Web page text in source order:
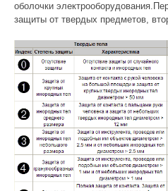
oболочки
защиты от твердых предметов,